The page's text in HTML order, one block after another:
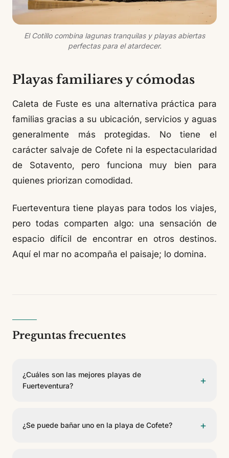
El Cotillo combina lagunas tranquilas y playas abiertas
perfectas para el atardecer.
Playas familiares y cómodas
Caleta de Fuste es una alternativa práctica para
familias gracias a su ubicación, servicios y aguas
generalmente más protegidas. No tiene el
carácter salvaje de Cofete ni la espectacularidad
de Sotavento, pero funciona muy bien para
quienes priorizan comodidad.
Fuerteventura tiene playas para todos los viajes,
pero todas comparten algo: una sensación de
espacio difícil de encontrar en otros destinos.
Aquí el mar no acompaña el paisaje; lo domina.
Preguntas frecuentes
¿Cuáles son las mejores playas de
Fuerteventura?
+
lagunas y mareas, Corralejo por sus dunas y mar
¿Se puede bañar uno en la playa de Cofete? +